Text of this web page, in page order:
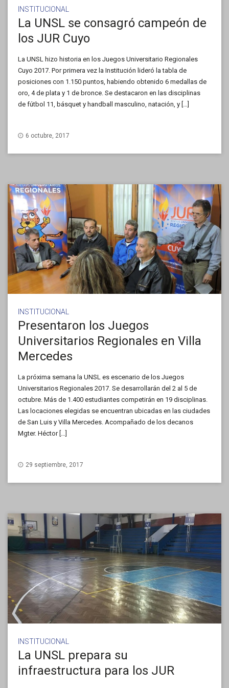
INSTITUCIONAL
La UNSL se consagró campeón de
los JUR Cuyo
La UNSL hizo historia en los Juegos Universitario Regionales
Cuyo 2017. Por primera vez la Institución lideró la tabla de
posiciones con 1.150 puntos, habiendo obtenido 6 medallas de
oro, 4 de plata y 1 de bronce. Se destacaron en las disciplinas
de fútbol 11, básquet y handball masculino, natación, y […]
6 octubre, 2017
INSTITUCIONAL
Presentaron los Juegos
Universitarios Regionales en Villa
Mercedes
La próxima semana la UNSL es escenario de los Juegos
Universitarios Regionales 2017. Se desarrollarán del 2 al 5 de
octubre. Más de 1.400 estudiantes competirán en 19 disciplinas.
Las locaciones elegidas se encuentran ubicadas en las ciudades
de San Luis y Villa Mercedes. Acompañado de los decanos
Mgter. Héctor […]
29 septiembre, 2017
INSTITUCIONAL
La UNSL prepara su
infraestructura para los JUR